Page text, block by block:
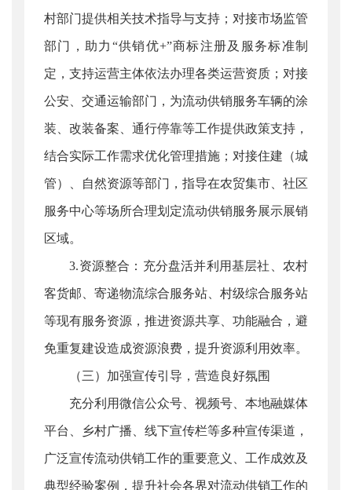
村部门提供相关技术指导与支持；对接市场监管
部门，助力“供销优+”商标注册及服务标准制
定，支持运营主体依法办理各类运营资质；对接
公安、交通运输部门，为流动供销服务车辆的涂
装、改装备案、通行停靠等工作提供政策支持，
结合实际工作需求优化管理措施；对接住建（城
管）、自然资源等部门，指导在农贸集市、社区
服务中心等场所合理划定流动供销服务展示展销
区域。
3.资源整合：充分盘活并利用基层社、农村
客货邮、寄递物流综合服务站、村级综合服务站
等现有服务资源，推进资源共享、功能融合，避
免重复建设造成资源浪费，提升资源利用效率。
（三）加强宣传引导，营造良好氛围
充分利用微信公众号、视频号、本地融媒体
平台、乡村广播、线下宣传栏等多种宣传渠道，
广泛宣传流动供销工作的重要意义、工作成效及
典型经验案例，提升社会各界对流动供销工作的